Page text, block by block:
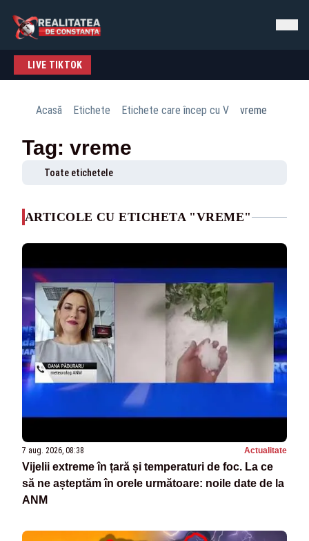
LIVE TIKTOK
Acasă Etichete Etichete care încep cu V vreme
Tag: vreme
Toate etichetele
ARTICOLE CU ETICHETA "VREME"
7 aug. 2026, 08:38 Actualitate
Vijelii extreme în țară și temperaturi de foc. La ce
să ne așteptăm în orele următoare: noile date de la
ANM